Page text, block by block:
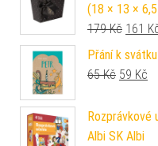
(18 × 13 ×
179Kč 161
Přání k
65Kč 59 Kč
Rozprávkové
Albi SK Albi